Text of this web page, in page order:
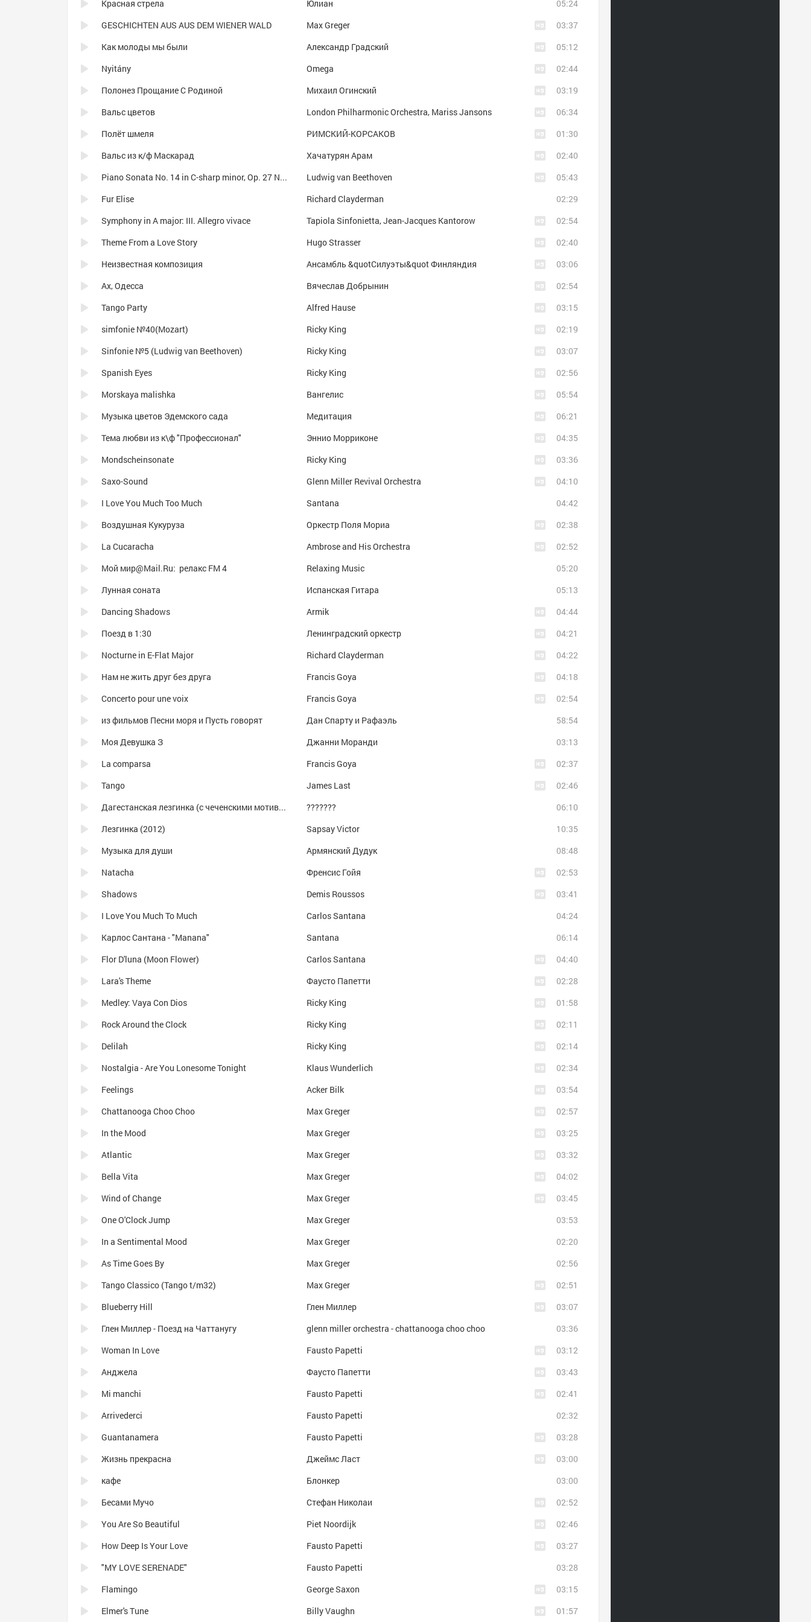
Красная стрела
Юлиан
05:24
GESCHICHTEN AUS AUS DEM WIENER WALD
Max Greger
03:37
Как молоды мы были
Александр Градский
05:12
Nyitány
Omega
02:44
Полонез Прощание С Родиной
Михаил Огинский
03:19
Вальс цветов
London Philharmonic Orchestra, Mariss Jansons
06:34
Полёт шмеля
РИМСКИЙ-КОРСАКОВ
01:30
Вальс из к/ф Маскарад
Хачатурян Арам
02:40
Piano Sonata No. 14 in C-sharp minor, Op. 27 No. 2 "Moonlight Sonata": I. Adagio sostenuto
Ludwig van Beethoven
05:43
Fur Elise
Richard Clayderman
02:29
Symphony in A major: III. Allegro vivace
Tapiola Sinfonietta, Jean-Jacques Kantorow
02:54
Theme From a Love Story
Hugo Strasser
02:40
Неизвестная композиция
Ансамбль &quotСилуэты&quot Финляндия
03:06
Ах, Одесса
Вячеслав Добрынин
02:54
Tango Party
Alfred Hause
03:15
simfonie №40(Mozart)
Ricky King
02:19
Sinfonie №5 (Ludwig van Beethoven)
Ricky King
03:07
Spanish Eyes
Ricky King
02:56
Morskaya malishka
Вангелис
05:54
Музыка цветов Эдемского сада
Медитация
06:21
Тема любви из к\ф "Профессионал"
Эннио Морриконе
04:35
Mondscheinsonate
Ricky King
03:36
Saxo-Sound
Glenn Miller Revival Orchestra
04:10
I Love You Much Too Much
Santana
04:42
Воздушная Кукуруза
Оркестр Поля Мориа
02:38
La Cucaracha
Ambrose and His Orchestra
02:52
Мой мир@Mail.Ru: релакс FM 4
Relaxing Music
05:20
Лунная соната
Испанская Гитара
05:13
Dancing Shadows
Armik
04:44
Поезд в 1:30
Ленинградский оркестр
04:21
Nocturne in E-Flat Major
Richard Clayderman
04:22
Нам не жить друг без друга
Francis Goya
04:18
Concerto pour une voix
Francis Goya
02:54
из фильмов Песни моря и Пусть говорят
Дан Спарту и Рафаэль
58:54
Моя Девушка З
Джанни Моранди
03:13
La comparsa
Francis Goya
02:37
Tango
James Last
02:46
Дагестанская лезгинка (с чеченскими мотивами)
???????
06:10
Лезгинка (2012)
Sapsay Victor
10:35
Музыка для души
Армянский Дудук
08:48
Natacha
Френсис Гойя
02:53
Shadows
Demis Roussos
03:41
I Love You Much To Much
Carlos Santana
04:24
Карлос Сантана - "Manana"
Santana
06:14
Flor D'luna (Moon Flower)
Carlos Santana
04:40
Lara's Theme
Фаусто Папетти
02:28
Medley: Vaya Con Dios
Ricky King
01:58
Rock Around the Clock
Ricky King
02:11
Delilah
Ricky King
02:14
Nostalgia - Are You Lonesome Tonight
Klaus Wunderlich
02:34
Feelings
Acker Bilk
03:54
Chattanooga Choo Choo
Max Greger
02:57
In the Mood
Max Greger
03:25
Atlantic
Max Greger
03:32
Bella Vita
Max Greger
04:02
Wind of Change
Max Greger
03:45
One O'Clock Jump
Max Greger
03:53
In a Sentimental Mood
Max Greger
02:20
As Time Goes By
Max Greger
02:56
Tango Classico (Tango t/m32)
Max Greger
02:51
Blueberry Hill
Глен Миллер
03:07
Глен Миллер - Поезд на Чаттанугу
glenn miller orchestra - chattanooga choo choo
03:36
Woman In Love
Fausto Papetti
03:12
Анджела
Фаусто Папетти
03:43
Mi manchi
Fausto Papetti
02:41
Arrivederci
Fausto Papetti
02:32
Guantanamera
Fausto Papetti
03:28
Жизнь прекрасна
Джеймс Ласт
03:00
кафе
Блонкер
03:00
Бесами Мучо
Стефан Николаи
02:52
You Are So Beautiful
Piet Noordijk
02:46
How Deep Is Your Love
Fausto Papetti
03:27
"MY LOVE SERENADE"
Fausto Papetti
03:28
Flamingo
George Saxon
03:15
Elmer's Tune
Billy Vaughn 01:57